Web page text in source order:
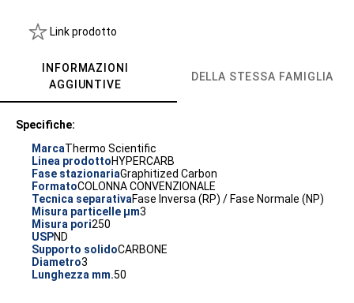
Link prodotto
INFORMAZIONI
AGGIUNTIVE
DELLA STESSA FAMIGLIA
Specifiche:
MarcaThermo Scientific
Linea prodottoHYPERCARB
Fase stazionariaGraphitized Carbon
FormatoCOLONNA CONVENZIONALE
Tecnica separativaFase Inversa (RP) / Fase Normale (NP)
Misura particelle µm3
Misura pori250
USPND
Supporto solidoCARBONE
Diametro3
Lunghezza mm.50